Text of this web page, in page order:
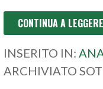
CONTINUA A
INSERITO IN:
ARCHIVIATO